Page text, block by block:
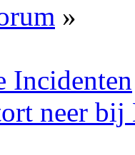
»
Incidenten
neer bij